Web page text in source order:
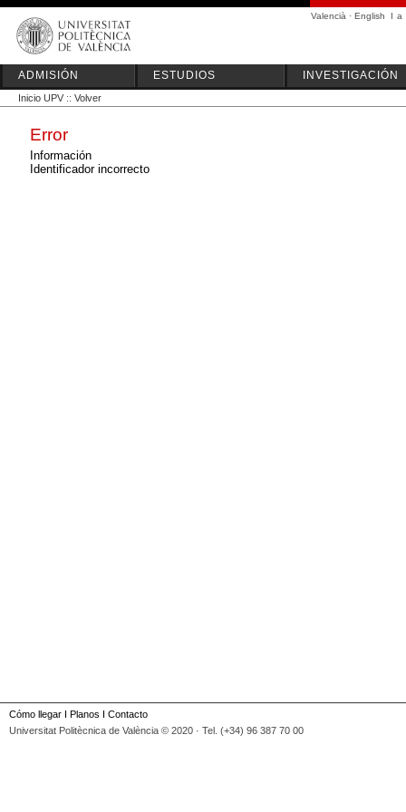
Valencià · English I a
ADMISIÓN ESTUDIOS INVESTIGACIÓN
Inicio UPV :: Volver
Error
Información
Identificador incorrecto
Cómo llegar I Planos I Contacto
Universitat Politècnica de València © 2020 · Tel. (+34) 96 387 70 00